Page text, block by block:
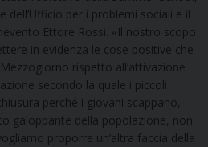
per i problemi sociali e il
Ettore Rossi. «Il nostro scopo
in evidenza le cose positive che
rispetto all’attivazione
secondo la quale i piccoli
perché i giovani scappano,
galoppante della popolazione, non
proporre un’altra faccia della